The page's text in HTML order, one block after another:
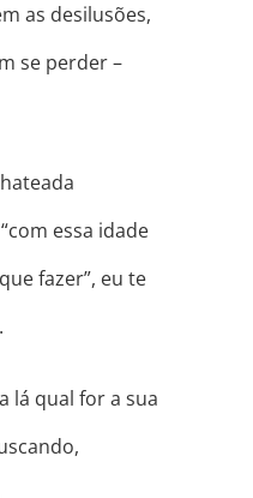
as desilusões,
se perder –
essa idade
fazer”, eu te
lá qual for a sua